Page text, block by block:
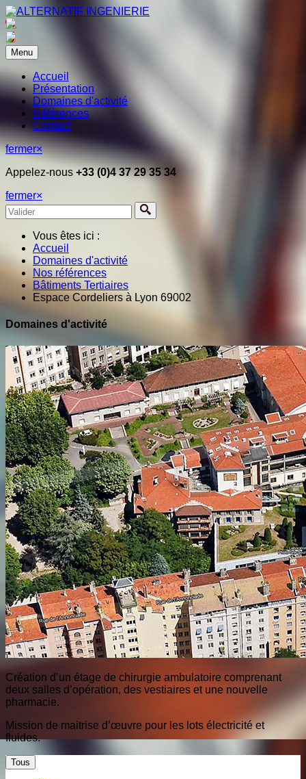
Menu
Accueil
Présentation
Domaines d'activité
Références
Contact
fermer×
Appelez-nous +33 (0)4 37 29 35 34
fermer×
Vous êtes ici :
Accueil
Domaines d'activité
Nos références
Bâtiments Tertiaires
Espace Cordeliers à Lyon 69002
Domaines d'activité
Création d’un étage de chirurgie ambulatoire comprenant
deux salles d’opération, des vestiaires et une nouvelle
pharmacie.
Mission de maitrise d’œuvre pour les lots électricité et
fluides.
Tous